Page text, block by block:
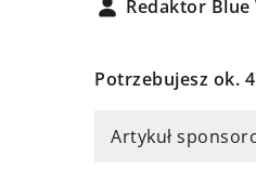
Redaktor Blue
Potrzebujesz ok.
Artykuł